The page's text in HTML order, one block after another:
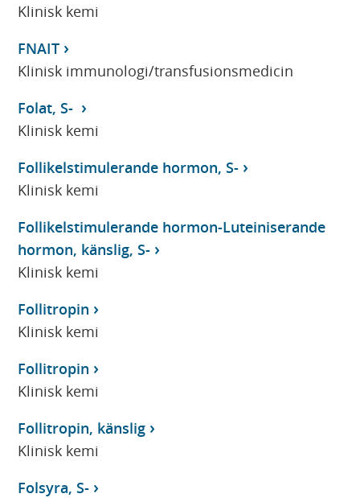
Klinisk kemi
FNAIT
Klinisk immunologi/transfusionsmedicin
Folat, S-
Klinisk kemi
Follikelstimulerande hormon, S-
Klinisk kemi
Follikelstimulerande hormon-Luteiniserande
hormon, känslig, S-
Klinisk kemi
Follitropin
Klinisk kemi
Follitropin
Klinisk kemi
Follitropin, känslig
Klinisk kemi
Folsyra, S-